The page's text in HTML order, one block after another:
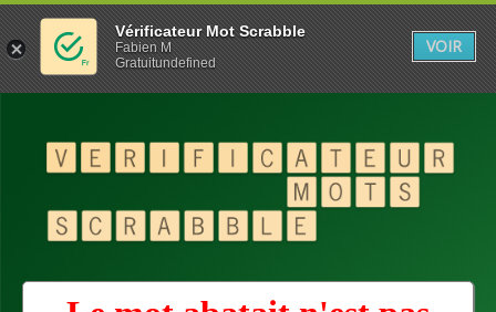
Vérificateur Mot Scrabble
Fabien M
Gratuitundefined
VOIR